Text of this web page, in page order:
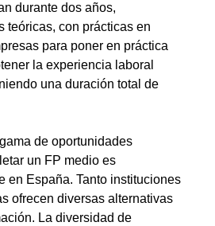
durante dos años,
teóricas, con prácticas en
para poner en práctica
la experiencia laboral
una duración total de
de oportunidades
un FP medio es
en España. Tanto instituciones
ofrecen diversas alternativas
La diversidad de